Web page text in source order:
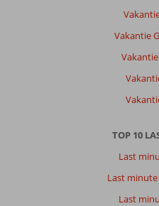
Vakantie
TOP 10
Last
Last
Last